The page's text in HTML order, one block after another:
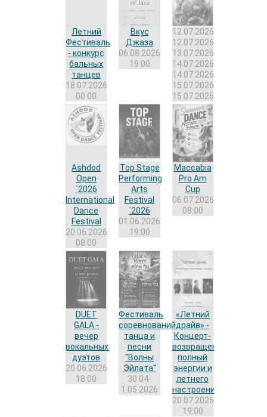
Летний
Фестиваль
- конкурс
бальных
танцев
18.07.2026
00:00
Вкус
Джаза
06.08.2026
19:00
12.07.2026
12.07.2026
13.07.2026
14.07.2026
14.07.2026
15.07.2026
15.07.2026
Ashdod
Open
`2026
International
Dance
Festival
20.06.2026
08:00
Top Stage
Performing
Arts
Festival
`2026
01.06.2026
19:00
Maccabia
Pro Am
Cup
06.07.2026
08:00
DUET
GALA -
вечер
вокальных
дуэтов
20.06.2026
18:00
Фестиваль
соревнований
танца и
песни
"Волны
Эйлата"
30.04-
1.05.2026
«Летний
драйв» -
Концерт-
возвращение,
полный
энергии и
летнего
настроения!
20.07.2026
19:00